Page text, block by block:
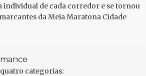
individual de cada corredor e se tornou
da Meia Maratona Cidade
categorias: